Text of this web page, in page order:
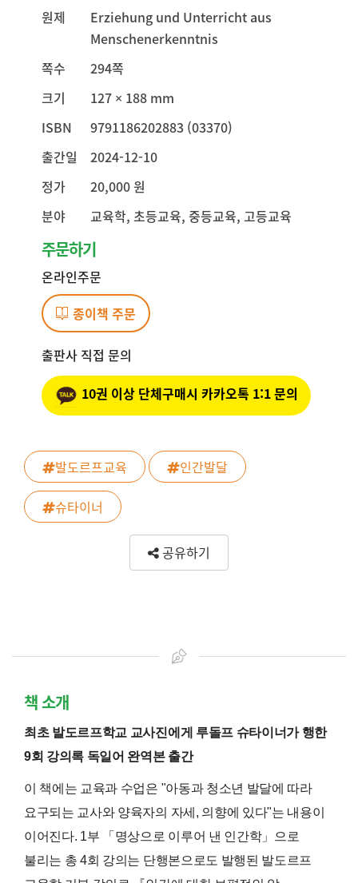
원제
Erziehung und Unterricht aus
Menschenerkenntnis
쪽수
294쪽
크기
127 × 188 mm
ISBN
9791186202883 (03370)
출간일
2024-12-10
정가
20,000 원
분야
교육학, 초등교육, 중등교육, 고등교육
주문하기
온라인주문
종이책 주문
출판사 직접 문의
10권 이상 단체구매시 카카오톡 1:1 문의
발도르프교육 인간발달
슈타이너
공유하기
책 소개
최초 발도르프학교 교사진에게 루돌프 슈타이너가 행한
9회 강의록 독일어 완역본 출간
이 책에는 교육과 수업은 "아동과 청소년 발달에 따라
요구되는 교사와 양육자의 자세, 의향에 있다"는 내용이
이어진다. 1부 「명상으로 이루어 낸 인간학」으로
불리는 총 4회 강의는 단행본으로도 발행된 발도르프